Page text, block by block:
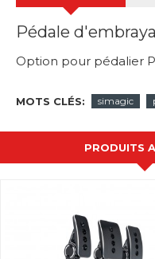
Pédale
Option pour pédalier
MOTS CLÉS: simagic
PRODUITS